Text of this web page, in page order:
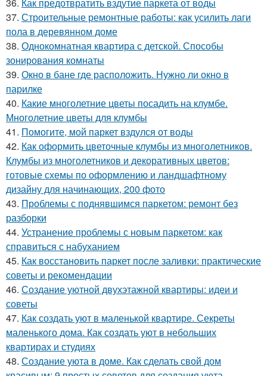
36. Как предотвратить вздутие паркета от воды
37. Строительные ремонтные работы: как усилить лаги
пола в деревянном доме
38. Однокомнатная квартира с детской. Способы
зонирования комнаты
39. Окно в бане где расположить. Нужно ли окно в
парилке
40. Какие многолетние цветы посадить на клумбе.
Многолетние цветы для клумбы
41. Помогите, мой паркет вздулся от воды
42. Как оформить цветочные клумбы из многолетников.
Клумбы из многолетников и декоративных цветов:
готовые схемы по оформлению и ландшафтному
дизайну для начинающих, 200 фото
43. Проблемы с поднявшимся паркетом: ремонт без
разборки
44. Устранение проблемы с новым паркетом: как
справиться с набуханием
45. Как восстановить паркет после заливки: практические
советы и рекомендации
46. Создание уютной двухэтажной квартиры: идеи и
советы
47. Как создать уют в маленькой квартире. Секреты
маленького дома. Как создать уют в небольших
квартирах и студиях
48. Создание уюта в доме. Как сделать свой дом